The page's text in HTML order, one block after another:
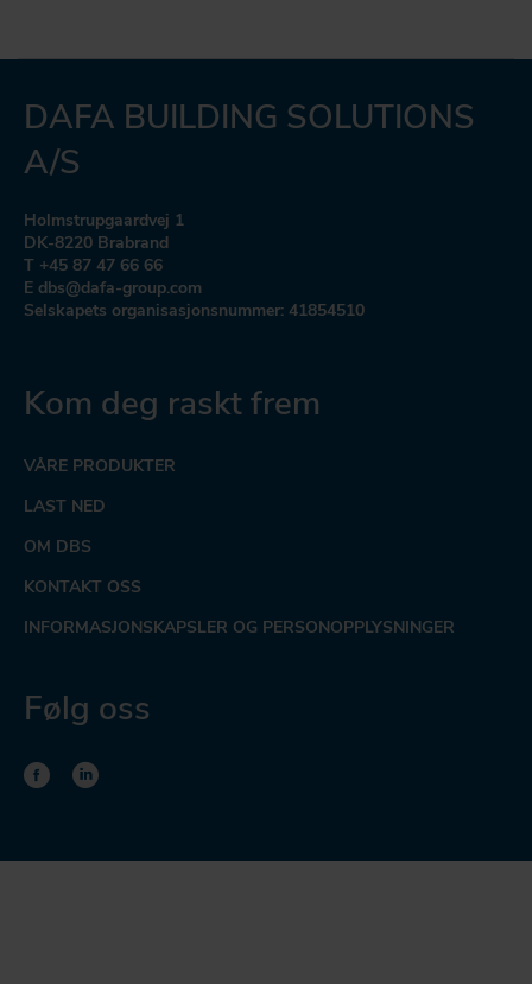
DAFA BUILDING SOLUTIONS
A/S
Holmstrupgaardvej 1
DK-8220 Brabrand
T +45 87 47 66 66
E dbs@dafa-group.com
Selskapets organisasjonsnummer: 41854510
Kom deg raskt frem
VÅRE PRODUKTER
LAST NED
OM DBS
KONTAKT OSS
INFORMASJONSKAPSLER OG PERSONOPPLYSNINGER
Følg oss